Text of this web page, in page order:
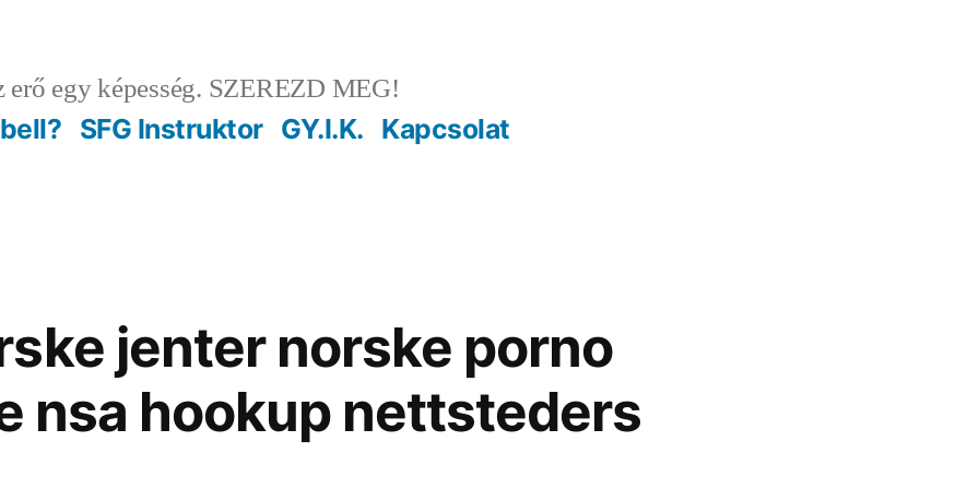
erő egy képesség. SZEREZD MEG!
SFG Instruktor GY.I.K. Kapcsolat
jenter norske porno
nsa hookup nettsteders